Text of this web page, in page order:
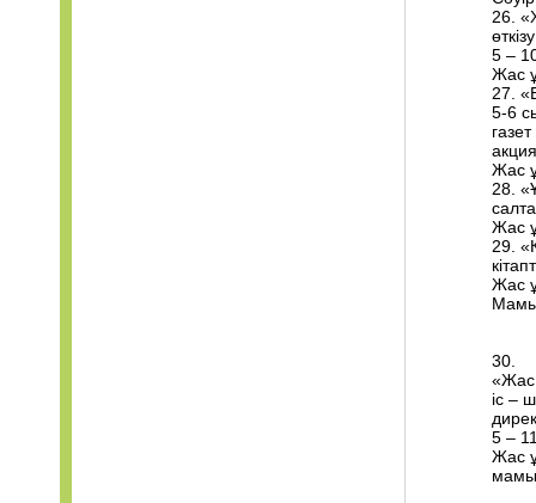
26.
өткізу
5 –
Жас
27.
5-6
Жас
28.
Жас
29.
Жас
30.
«Жас
іс –
5 –
Жас